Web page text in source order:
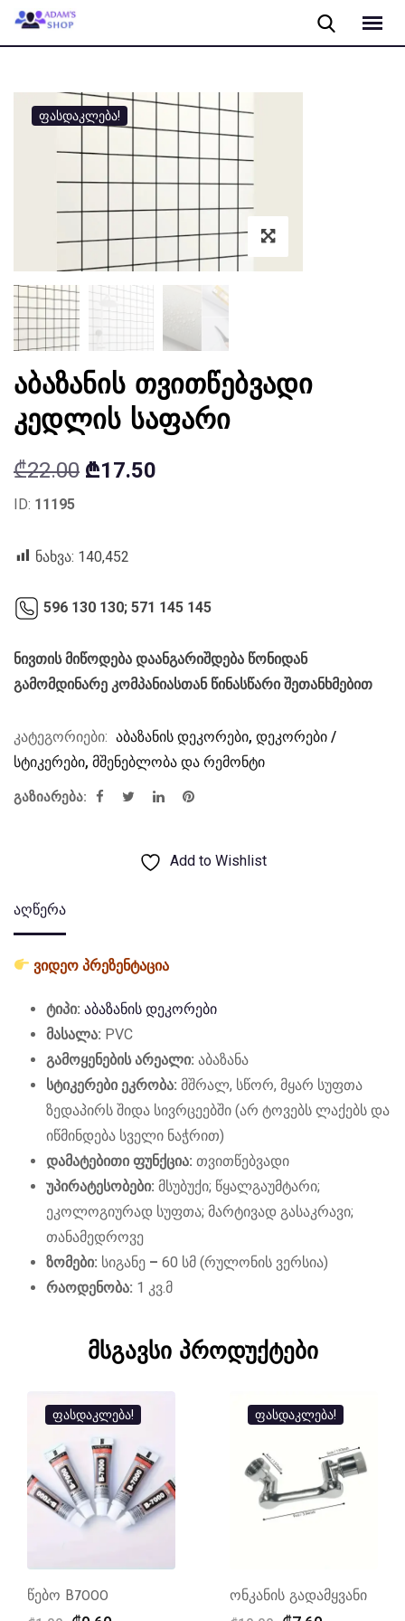
Skip
ფასდაკლება!
აბაზანის თვითწებვადი
კედლის საფარი
₾22.00 Original
₾22.00.
₾17.50
ID: 11195
ნახვა: 140,452
596 130 130; 571 145 145
ნივთის მიწოდება დაანგარიშდება წონიდან
გამომდინარე კომპანიასთან წინასწარი შეთანხმებით
კატეგორიები: აბაზანის დეკორები, დეკორები /
სტიკერები, მშენებლობა და რემონტი
გაზიარება:
Add to Wishlist
აღწერა
ვიდეო პრეზენტაცია
ტიპი: აბაზანის დეკორები
მასალა: PVC
გამოყენების არეალი: აბაზანა
სტიკერები ეკრობა: მშრალ, სწორ, მყარ სუფთა
ზედაპირს შიდა სივრცეებში (არ ტოვებს ლაქებს და
იწმინდება სველი ნაჭრით)
დამატებითი ფუნქცია: თვითწებვადი
უპირატესობები: მსუბუქი; წყალგაუმტარი;
ეკოლოგიურად სუფთა; მარტივად გასაკრავი;
თანამედროვე
ზომები: სიგანე – 60 სმ (რულონის ვერსია)
რაოდენობა: 1 კვ.მ
მსგავსი პროდუქტები
ფასდაკლება!
წებო B7000
ფასდაკლება!
ონკანის გადამყვანი